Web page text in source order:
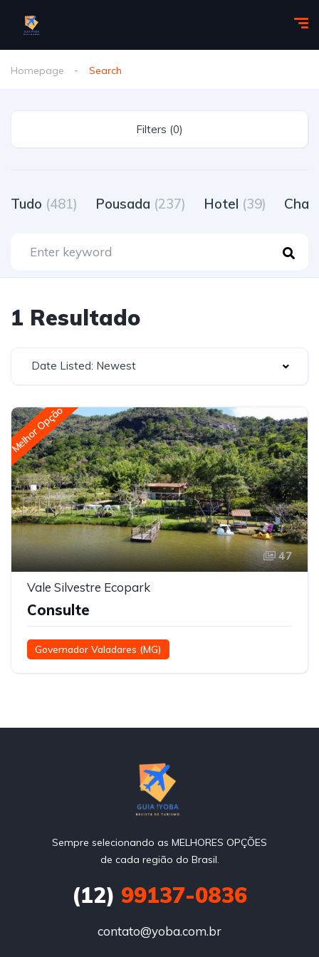
Homepage Search
Filters (0)
Tudo (481) Pousada (237) Hotel (39)
1 Resultado
Date Listed: Newest
Melhor Opção
47
Vale Silvestre Ecopark
Consulte
Governador Valadares (MG)
Sempre selecionando as MELHORES OPÇÕES
de cada região do Brasil.
(12) 99137-0836
contato@yoba.com.br